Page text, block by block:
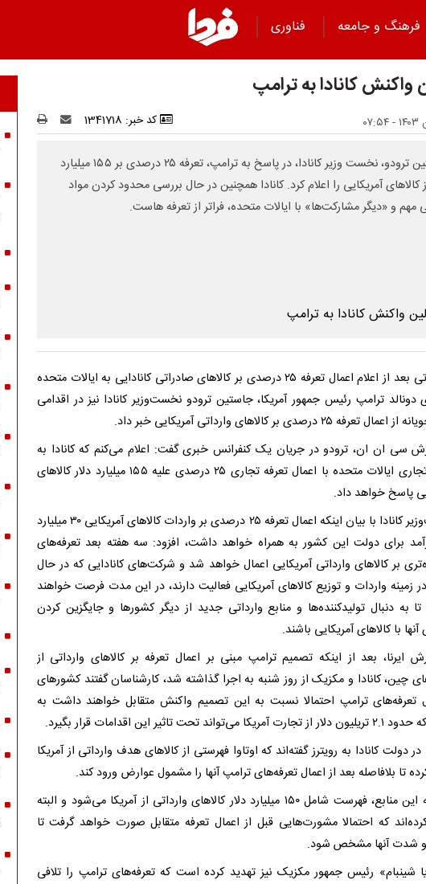
فرهنگ و جامعه فناوری
واکنش کانادا به ترامپ
کد خبر: 1341718
جاستین ترودو، نخست وزیر کانادا، در پاسخ به ترامپ، تعرفه ۲۵ درصدی بر ۱۵۵ میلیارد
کالاهای آمریکایی را اعلام کرد. کانادا همچنین در حال بررسی محدود کردن مواد
مهم و «دیگر مشارکت‌ها» با ایالات متحده، فراتر از تعرفه هاست.
- ساعاتی بعد از اعلام اعمال تعرفه ۲۵ درصدی بر کالاهای صادراتی کانادایی به ایالات متحده
ترامپ رئیس جمهور آمریکا، جاستین ترودو نخست‌وزیر کانادا نیز در اقدامی
تعرفه ۲۵ درصدی بر کالاهای وارداتی آمریکایی خبر داد.
سی ان ان، ترودو در جریان یک کنفرانس خبری گفت: اعلام می‌کنم که کانادا به
اقدام تجاری ایالات متحده با اعمال تعرفه تجاری ۲۵ درصدی علیه ۱۵۵ میلیارد دلار کالاهای
پاسخ خواهد داد.
نخست‌وزیر کانادا با بیان اینکه اعمال تعرفه ۲۵ درصدی بر واردات کالاهای آمریکایی ۳۰ میلیارد
برای دولت این کشور به همراه خواهد داشت، افزود: سه هفته بعد تعرفه‌های
بر کالاهای وارداتی آمریکایی اعمال خواهد شد و شرکت‌های کانادایی که در حال
زمینه واردات و توزیع کالاهای آمریکایی فعالیت دارند، در این مدت فرصت خواهند
به دنبال تولیدکننده‌ها و منابع وارداتی جدید از دیگر کشورها و جایگزین کردن
آنها با کالاهای آمریکایی باشند.
ایرنا، بعد از اینکه تصمیم ترامپ مبنی بر اعمال تعرفه‌ بر کالاهای وارداتی از
چین، کانادا و مکزیک از روز شنبه به اجرا گذاشته شد، کارشناسان گفتند کشورهای
تعرفه‌های ترامپ احتمالا نسبت به این تصمیم واکنش متقابل خواهند داشت به
می‌تواند تحت تاثیر این اقدامات قرار بگیرد.
دولت کانادا به رویترز گفته‌اند که اوتاوا فهرستی از کالاهای هدف وارداتی از آمریکا
تا بلافاصله بعد از اعمال تعرفه‌های ترامپ آنها را مشمول عوارض ورود کند.
به گفته این منابع، فهرست شامل ۱۵۰ میلیارد دلار کالاهای وارداتی از آمریکا می‌شود و البته
که احتمالا مشورت‌هایی قبل از اعمال تعرفه متقابل صورت خواهد گرفت تا
و شدت آنها مشخص شود.
شینبام» رئیس جمهور مکزیک نیز تهدید کرده است که تعرفه‌های ترامپ را تلافی